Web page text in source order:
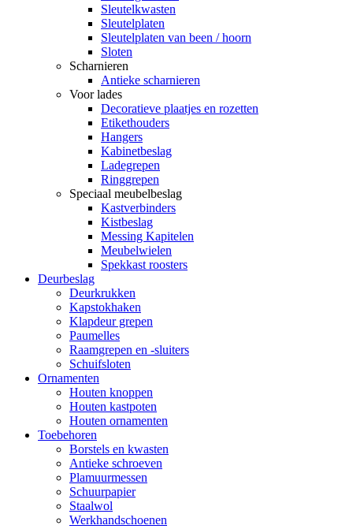
Sleutelkwasten
Sleutelplaten
Sleutelplaten van been / hoorn
Sloten
Scharnieren
Antieke scharnieren
Voor lades
Decoratieve plaatjes en rozetten
Etikethouders
Hangers
Kabinetbeslag
Ladegrepen
Ringgrepen
Speciaal meubelbeslag
Kastverbinders
Kistbeslag
Messing Kapitelen
Meubelwielen
Spekkast roosters
Deurbeslag
Deurkrukken
Kapstokhaken
Klapdeur grepen
Paumelles
Raamgrepen en -sluiters
Schuifsloten
Ornamenten
Houten knoppen
Houten kastpoten
Houten ornamenten
Toebehoren
Borstels en kwasten
Antieke schroeven
Plamuurmessen
Schuurpapier
Staalwol
Werkhandschoenen